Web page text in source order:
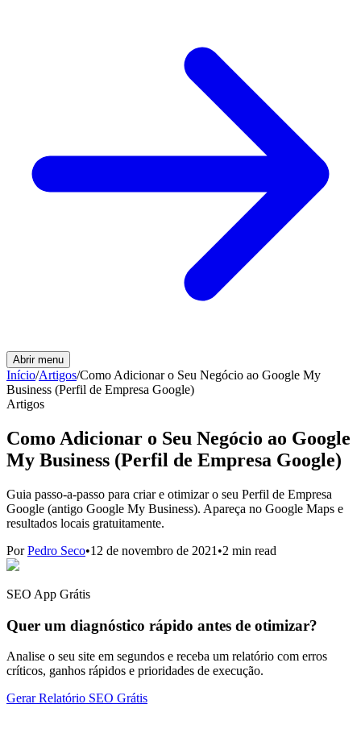
Abrir menu
Início/Artigos/Como Adicionar o Seu Negócio ao Google My
Business (Perfil de Empresa Google)
Artigos
Como Adicionar o Seu Negócio ao Google
My Business (Perfil de Empresa Google)
Guia passo-a-passo para criar e otimizar o seu Perfil de Empresa
Google (antigo Google My Business). Apareça no Google Maps e
resultados locais gratuitamente.
Por Pedro Seco•12 de novembro de 2021 •2 min read
SEO App Grátis
Quer um diagnóstico rápido antes de otimizar?
Analise o seu site em segundos e receba um relatório com erros
críticos, ganhos rápidos e prioridades de execução.
Gerar Relatório SEO Grátis